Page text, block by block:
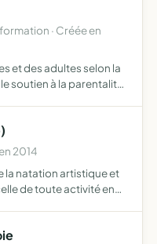
· Créée en
et des adultes selon la
soutien à la parentalité
2014
la natation artistique et
de toute activité en